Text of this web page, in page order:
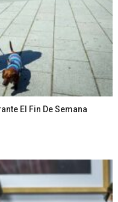
El Fin De Semana